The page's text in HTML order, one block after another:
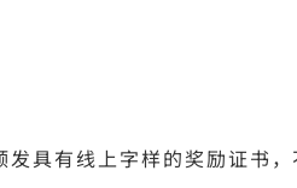
具有线上字样的奖励证书，